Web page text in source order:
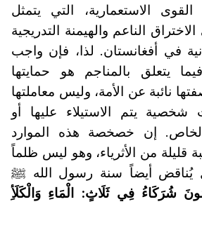
الاستعمارية، التي يتمثل
الناعم والهيمنة التدريجية
في أفغانستان. لذا، فإن واجب
يتعلق بالمناجم هو حمايتها
نائبة عن الأمة، وليس معاملتها
شخصية يتم الاستيلاء عليها أو
إن خصخصة هذه الموارد
قليلة من الأثرياء، وهو ليس ظلماً
أيضاً سنة رسول الله ﷺ
شُرَكَاءُ فِي ثَلَاثٍ: الْمَاءِ وَالْكَلَأِ